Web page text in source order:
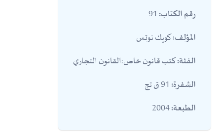
رقم الكتاب:
المؤلف:كويك نوتس
الفئة:كتب قانون خاص:القانون التجاري
الشفرة:
الطبعة: